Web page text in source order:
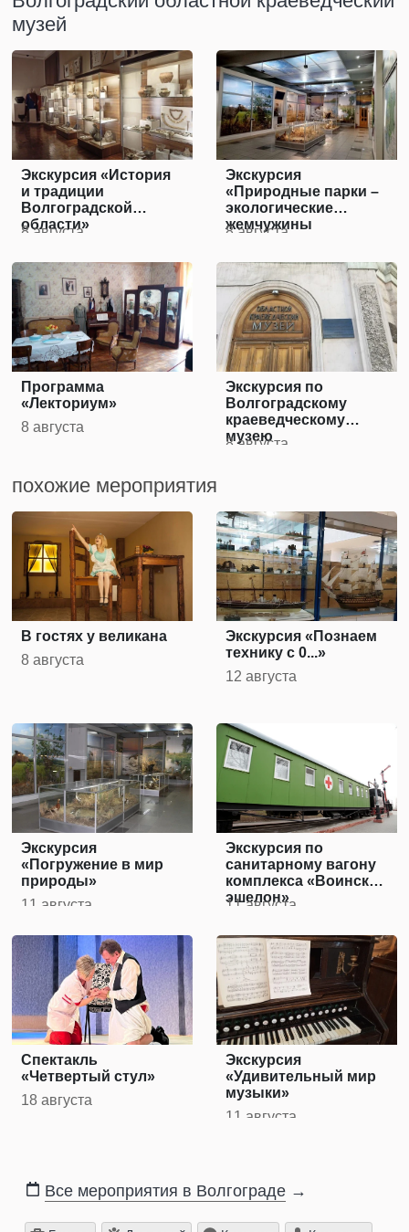
музей
Экскурсия «История
и традиции
Волгоградской
области»
8 августа
Экскурсия
«Природные парки –
экологические
жемчужины
8 августа
Программа
«Лекториум»
8 августа
Экскурсия по
Волгоградскому
краеведческому
музею
8 августа
похожие мероприятия
В гостях у великана
8 августа
Экскурсия «Познаем
технику с 0...»
12 августа
Экскурсия
«Погружение в мир
природы»
11 августа
Экскурсия по
санитарному вагону
комплекса «Воинский
эшелон»
11 августа
Спектакль
«Четвертый стул»
18 августа
Экскурсия
«Удивительный мир
музыки»
11 августа
Все мероприятия в Волгограде →